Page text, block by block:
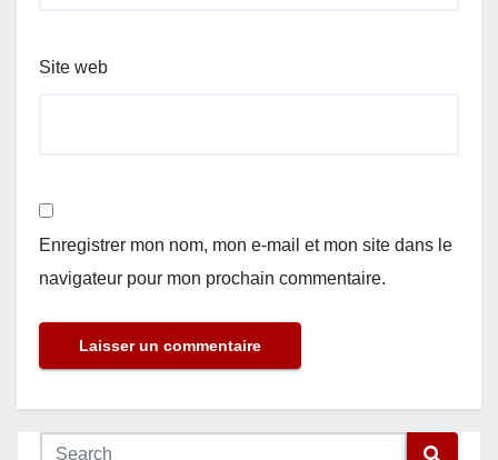
Site web
Enregistrer mon nom, mon e-mail et mon site dans le
navigateur pour mon prochain commentaire.